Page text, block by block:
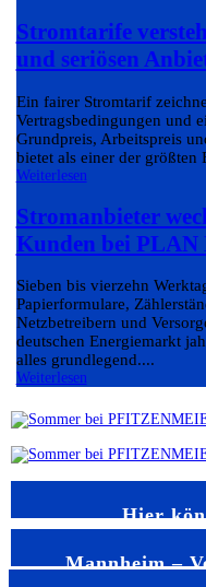
Stromtarife
und seriösen
Ein fairer Stromtarif
Vertragsbedingungen und
Grundpreis, Arbeitspreis
bietet als einer der größten
Weiterlesen
Stromanbieter
Kunden bei
Sieben bis vierzehn
Papierformulare,
Netzbetreibern und
deutschen Energiemarkt
alles grundlegend....
Weiterlesen
Hier
Mannheim –